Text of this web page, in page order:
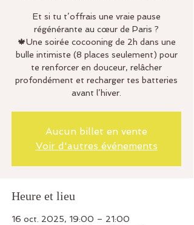
Et si tu t’offrais une vraie pause
régénérante au cœur de Paris ?
🍁Une soirée cocooning de 2h dans une
bulle intimiste (8 places seulement) pour
te renforcer en douceur, relâcher
profondément et recharger tes batteries
avant l’hiver.
Aucun billet en vente
Voir d'autres événements
Heure et lieu
16 oct. 2025, 19:00 – 21:00